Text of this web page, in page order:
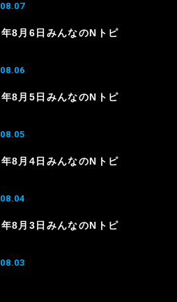
8月6日みんなのNトピ
8月5日みんなのNトピ
8月4日みんなのNトピ
8月3日みんなのNトピ